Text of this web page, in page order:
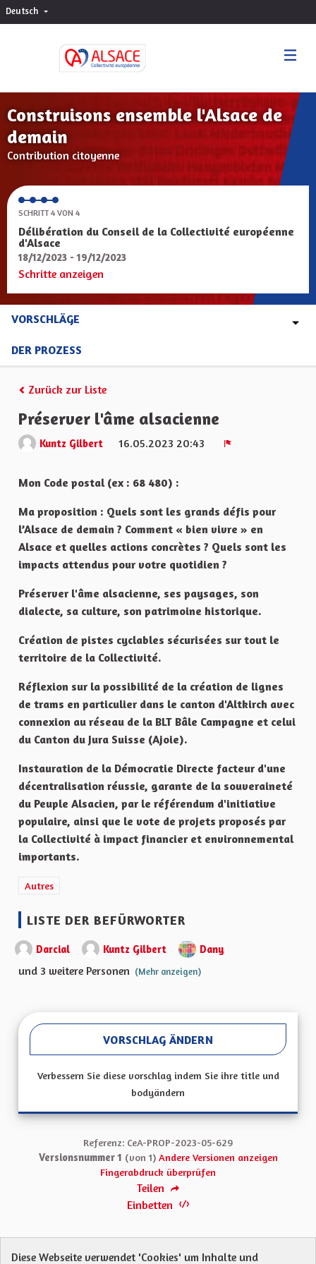
Deutsch Choisir la langue
Construisons ensemble l'Alsace de
demain
Contribution citoyenne
SCHRITT 4 VON 4
Délibération du Conseil de la Collectivité européenne
d'Alsace
18/12/2023 - 19/12/2023
Schritte anzeigen
VORSCHLÄGE
DER PROZESS
Zurück zur Liste
Préserver l'âme alsacienne
Kuntz Gilbert
16.05.2023 20:43
Mon Code postal (ex : 68 480) :
Ma proposition : Quels sont les grands défis pour
l’Alsace de demain ? Comment « bien vivre » en
Alsace et quelles actions concrètes ? Quels sont les
impacts attendus pour votre quotidien ?
Préserver l'âme alsacienne, ses paysages, son
dialecte, sa culture, son patrimoine historique.
Création de pistes cyclables sécurisées sur tout le
territoire de la Collectivité.
Réflexion sur la possibilité de la création de lignes
de trams en particulier dans le canton d'Altkirch avec
connexion au réseau de la BLT Bâle Campagne et celui
du Canton du Jura Suisse (Ajoie).
Instauration de la Démocratie Directe facteur d'une
décentralisation réussie, garante de la souveraineté
du Peuple Alsacien, par le référendum d'initiative
populaire, ainsi que le vote de projets proposés par
la Collectivité à impact financier et environnemental
importants.
Ergebnisse nach Kategorie filtern: Autres
Autres
LISTE DER BEFÜRWORTER
Darcial Kuntz Gilbert Dany
und 3 weitere Personen (Mehr anzeigen)
VORSCHLAG ÄNDERN
Verbessern Sie diese vorschlag indem Sie ihre title und
bodyändern
Referenz: CeA-PROP-2023-05-629
Versionsnummer 1 (von 1) Andere Versionen anzeigen
Fingerabdruck überprüfen
Teilen
Einbetten
Diese Webseite verwendet 'Cookies' um Inhalte und